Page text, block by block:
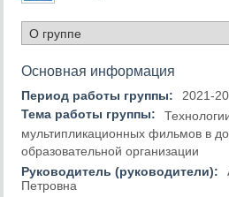
Основная информация
Период работы группы:
2021-
Тема работы группы:
мультипликационных фильмов в
образовательной организации
Руководитель (руководители):
Петровна